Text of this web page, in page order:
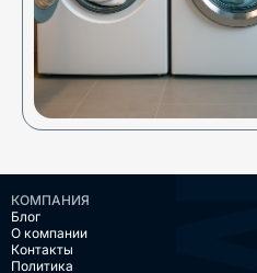
КОМПАНИЯ
Блог
О компании
Контакты
Политика